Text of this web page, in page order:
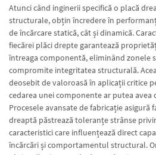
Atunci când inginerii specifică o placă
structurale, obțin încredere în
de încărcare statică, cât și dinamică.
fiecărei plăci drepte garantează
întreaga componentă, eliminând zonele
compromite integritatea structurală.
deosebit de valoroasă în aplicații critice
cedarea unei componente ar putea avea
Procesele avansate de fabricație asigură
dreaptă păstrează toleranțe strânse
caracteristici care influențează direct
încărcări și comportamentul structural.